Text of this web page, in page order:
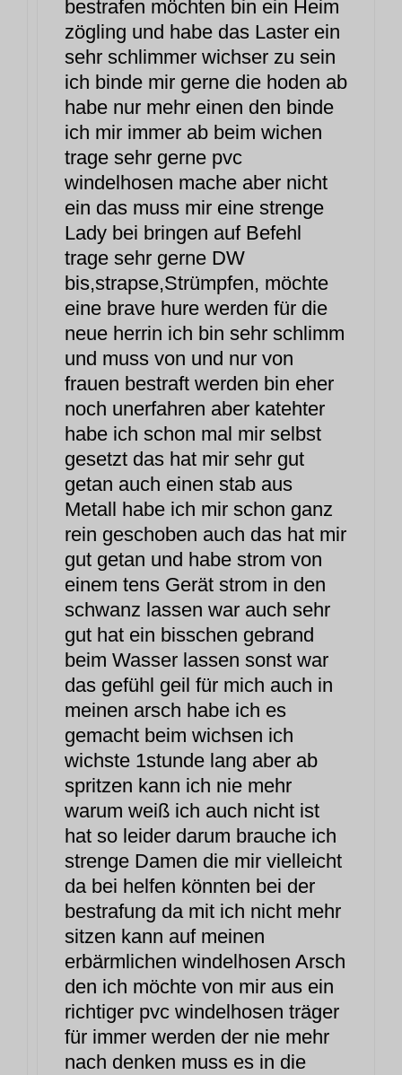
bestrafen möchten bin ein Heim
zögling und habe das Laster ein
sehr schlimmer wichser zu sein
ich binde mir gerne die hoden ab
habe nur mehr einen den binde
ich mir immer ab beim wichen
trage sehr gerne pvc
windelhosen mache aber nicht
ein das muss mir eine strenge
Lady bei bringen auf Befehl
trage sehr gerne DW
bis,strapse,Strümpfen, möchte
eine brave hure werden für die
neue herrin ich bin sehr schlimm
und muss von und nur von
frauen bestraft werden bin eher
noch unerfahren aber katehter
habe ich schon mal mir selbst
gesetzt das hat mir sehr gut
getan auch einen stab aus
Metall habe ich mir schon ganz
rein geschoben auch das hat mir
gut getan und habe strom von
einem tens Gerät strom in den
schwanz lassen war auch sehr
gut hat ein bisschen gebrand
beim Wasser lassen sonst war
das gefühl geil für mich auch in
meinen arsch habe ich es
gemacht beim wichsen ich
wichste 1stunde lang aber ab
spritzen kann ich nie mehr
warum weiß ich auch nicht ist
hat so leider darum brauche ich
strenge Damen die mir vielleicht
da bei helfen könnten bei der
bestrafung da mit ich nicht mehr
sitzen kann auf meinen
erbärmlichen windelhosen Arsch
den ich möchte von mir aus ein
richtiger pvc windelhosen träger
für immer werden der nie mehr
nach denken muss es in die